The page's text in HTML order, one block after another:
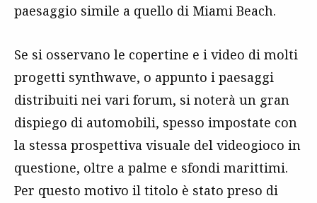
paesaggio simile a quello di Miami Beach.
Se si osservano le copertine e i video di molti
progetti synthwave, o appunto i paesaggi
distribuiti nei vari forum, si noterà un gran
dispiego di automobili, spesso impostate con
la stessa prospettiva visuale del videogioco in
questione, oltre a palme e sfondi marittimi.
Per questo motivo il titolo è stato preso di